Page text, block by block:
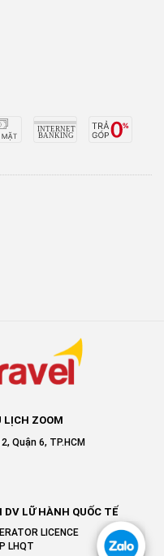
LỊCH ZOOM
Quận 6, TP.HCM
DV LỮ HÀNH QUỐC TẾ
LICENCE
LHQT